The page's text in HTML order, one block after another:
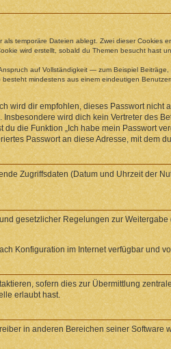
temporäre Dateien ablegt. Zwei dieser Cookies
wird erstellt, sobald du Themen besucht hast
auf Vollständigkeit — zum Beispiel
mindestens aus einem eindeutigen
wird dir empfohlen, dieses Passwort nicht
wird dich kein Vertreter des
die Funktion „Ich habe mein Passwort
Passwort an diese Adresse, mit dem
Zugriffsdaten (Datum und Uhrzeit der
gesetzlicher Regelungen zur
Konfiguration im Internet verfügbar und
sofern dies zur Übermittlung
erlaubt hast.
in anderen Bereichen seiner Software